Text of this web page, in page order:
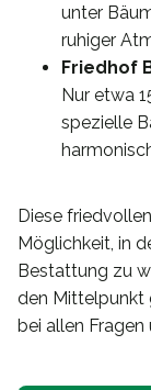
unter
ruhiger
Friedhof
Nur etwa
spezielle
Diese
Möglichkeit, in
Bestattung zu
den Mittelpunkt
bei allen